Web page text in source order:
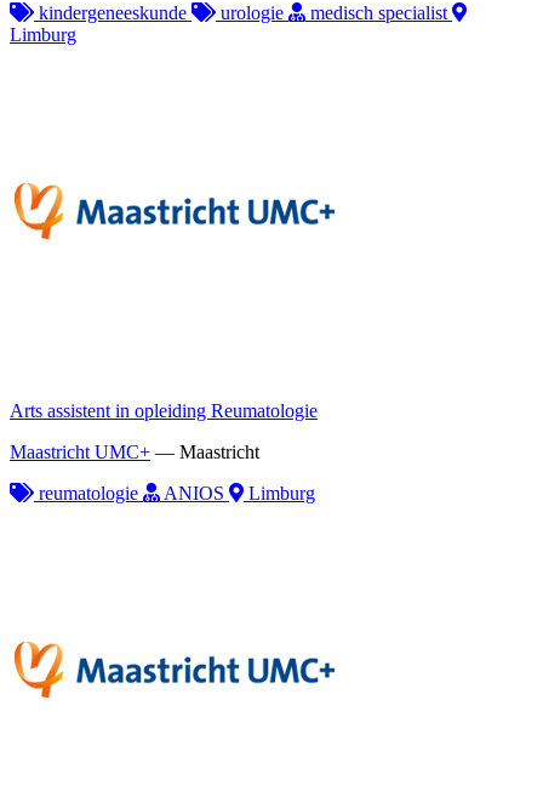
kindergeneeskunde
urologie
medisch specialist
Limburg
Arts assistent in opleiding Reumatologie
Maastricht UMC+ — Maastricht
reumatologie
ANIOS Limburg